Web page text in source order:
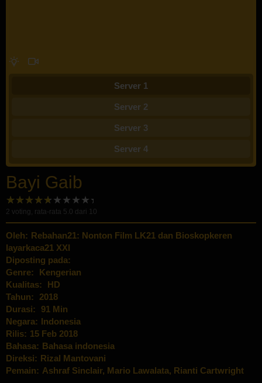
Server 1
Server 2
Server 3
Server 4
Bayi Gaib
2 voting, rata-rata 5.0 dari 10
Oleh: Rebahan21: Nonton Film LK21 dan Bioskopkeren
layarkaca21 XXI
Diposting pada:
Genre:
Kengerian
Kualitas:
HD
Tahun:
2018
Durasi:
91 Min
Negara: Indonesia
Rilis: 15 Feb 2018
Bahasa: Bahasa indonesia
Direksi: Rizal Mantovani
Pemain: Ashraf Sinclair, Mario Lawalata, Rianti Cartwright